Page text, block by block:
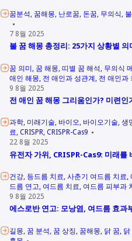
꿈분석 꿈해몽 난로꿈 돈꿈 무의식
7 8월 2025
불 꿈 해몽 총정리: 25가지 상황별 의
꿈 의미 꿈 해몽 띠별 꿈 해석 무의식
애인 해몽 전 애인과 성관계 전 애인과
9 8월 2025
전 애인 꿈 해몽 그리움인가? 미련
과학 미래기술 바이오 바이오기술 생
료 CRISPR CRISPR-Cas9
22 8월 2025
유전자 가위, CRISPR-Cas9: 미래를
건강 등드름 치료 사춘기 여드름 치료
드름 연고 여드름 치료 여드름 피부과
9 8월 2025
에스로반 연고: 모낭염, 여드름 효과
길몽 꿈 분석 꿈 상징 꿈해몽 닭 꿈 닭